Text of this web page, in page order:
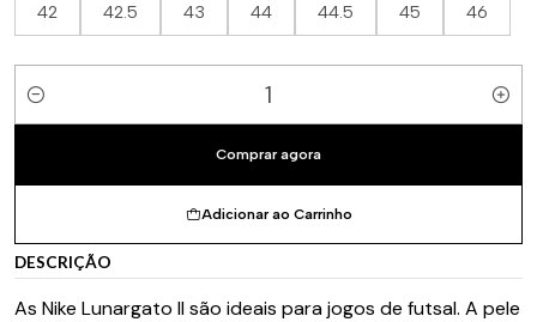
42 42.5 43 44 44.5 45 46
Quantidade
Adicionar ao Carrinho
Comprar agora
DESCRIÇÃO
As Nike Lunargato II são ideais para jogos de futsal. A pele